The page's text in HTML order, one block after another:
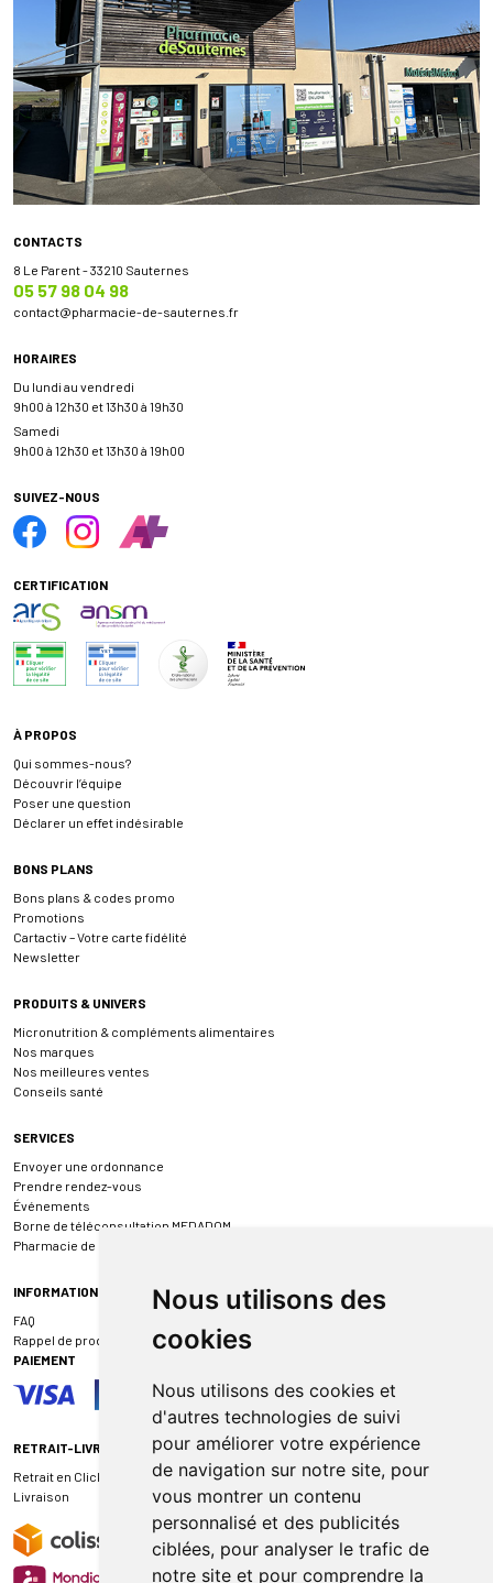
Nous utilisons des
cookies
Nous utilisons des cookies et
d'autres technologies de suivi
pour améliorer votre expérience
de navigation sur notre site, pour
vous montrer un contenu
personnalisé et des publicités
ciblées, pour analyser le trafic de
notre site et pour comprendre la
CONTACTS
8 Le Parent - 33210 Sauternes
05 57 98 04 98
contact@pharmacie-de-sauternes.fr
HORAIRES
Du lundi au vendredi
9h00 à 12h30 et 13h30 à 19h30
Samedi
9h00 à 12h30 et 13h30 à 19h00
SUIVEZ-NOUS
CERTIFICATION
À PROPOS
Qui sommes-nous?
Découvrir l’équipe
Poser une question
Déclarer un effet indésirable
BONS PLANS
Bons plans & codes promo
Promotions
Cartactiv – Votre carte fidélité
Newsletter
PRODUITS & UNIVERS
Micronutrition & compléments alimentaires
Nos marques
Nos meilleures ventes
Conseils santé
SERVICES
Envoyer une ordonnance
Prendre rendez-vous
Événements
Borne de téléconsultation MEDADOM
Pharmacie de garde
INFORMATIONS
FAQ
Rappel de produit
PAIEMENT
RETRAIT-LIVRAISON
Retrait en Click & Collect
Livraison